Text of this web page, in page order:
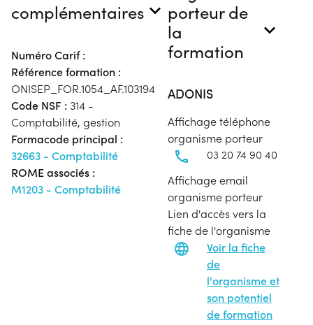
complémentaires
Numéro Carif :
Référence formation :
ONISEP_FOR.1054_AF.103194
Code NSF : 314 -
Comptabilité, gestion
Formacode principal :
32663 - Comptabilité
ROME associés :
M1203 - Comptabilité
porteur de
la
formation
ADONIS
Affichage téléphone
organisme porteur
03 20 74 90 40
Affichage email
organisme porteur
Lien d'accès vers la
fiche de l'organisme
Voir la fiche
de
l'organisme et
son potentiel
de formation